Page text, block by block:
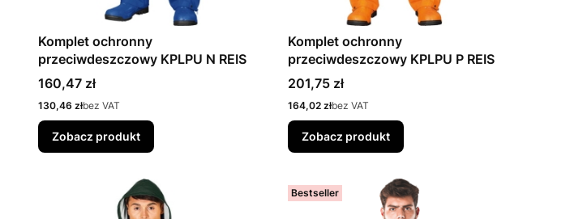
Komplet ochronny
przeciwdeszczowy KPLPU N REIS
Cena
160,47 zł
Cena
130,46 złbez VAT
Zobacz produkt
Komplet ochronny
przeciwdeszczowy KPLPU P REIS
Cena
201,75 zł
Cena
164,02 złbez VAT
Zobacz produkt
Bestseller